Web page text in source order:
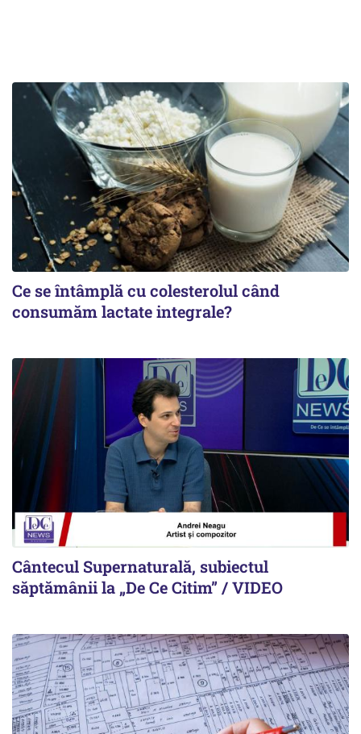
Ce se întâmplă cu colesterolul când
consumăm lactate integrale?
Cântecul Supernaturală, subiectul
săptămânii la „De Ce Citim” / VIDEO